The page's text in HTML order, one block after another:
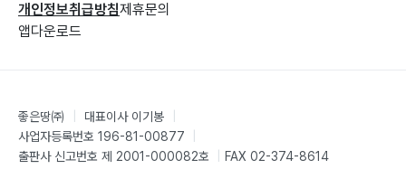
개인정보취급방침
앱다운로드
제휴문의
좋은땅㈜ 대표이사 이기봉
사업자등록번호 196-81-00877
출판사 신고번호 제 2001-000082호
FAX 02-374-8614